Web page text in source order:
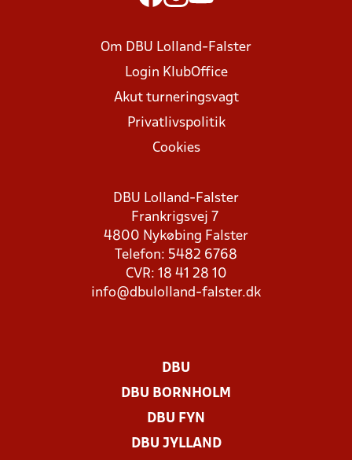
Om DBU Lolland-Falster
Login KlubOffice
Akut turneringsvagt
Privatlivspolitik
Cookies
DBU Lolland-Falster
Frankrigsvej 7
4800 Nykøbing Falster
Telefon: 5482 6768
CVR: 18 41 28 10
info@dbulolland-falster.dk
DBU
DBU BORNHOLM
DBU FYN
DBU JYLLAND